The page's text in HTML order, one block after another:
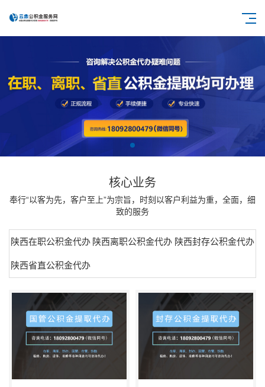
核心业务
奉行“以客为先，客户至上”为宗旨，时刻以客户利益为重，全面，细
致的服务
陕西在职公积金代办 陕西离职公积金代办 陕西封存公积金代办
陕西省直公积金代办